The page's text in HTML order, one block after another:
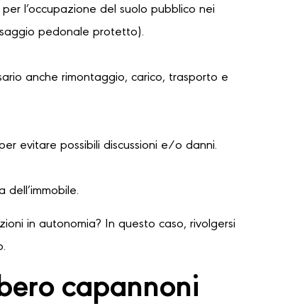
l’occupazione del suolo pubblico nei
pedonale protetto).
anche rimontaggio, carico, trasporto e
evitare possibili discussioni e/o danni.
in autonomia? In questo caso, rivolgersi
capannoni